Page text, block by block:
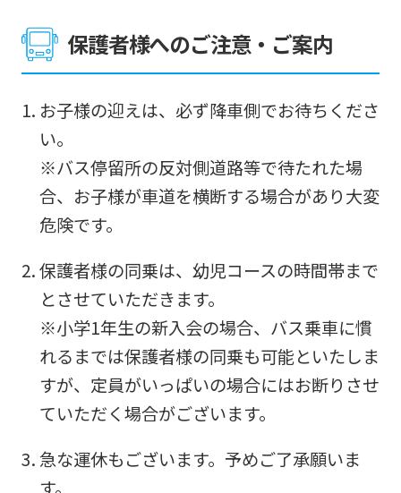
保護者様へのご注意・ご案内
お子様の迎えは、必ず降車側でお待ちくださ
い。
※バス停留所の反対側道路等で待たれた場
合、お子様が車道を横断する場合があり大変
危険です。
保護者様の同乗は、幼児コースの時間帯まで
とさせていただきます。
※小学1年生の新入会の場合、バス乗車に慣
れるまでは保護者様の同乗も可能といたしま
すが、定員がいっぱいの場合にはお断りさせ
ていただく場合がございます。
急な運休もございます。予めご了承願いま
す。
translation.
The
translation
differ
from
content.
We
ask
that
you
fully
this